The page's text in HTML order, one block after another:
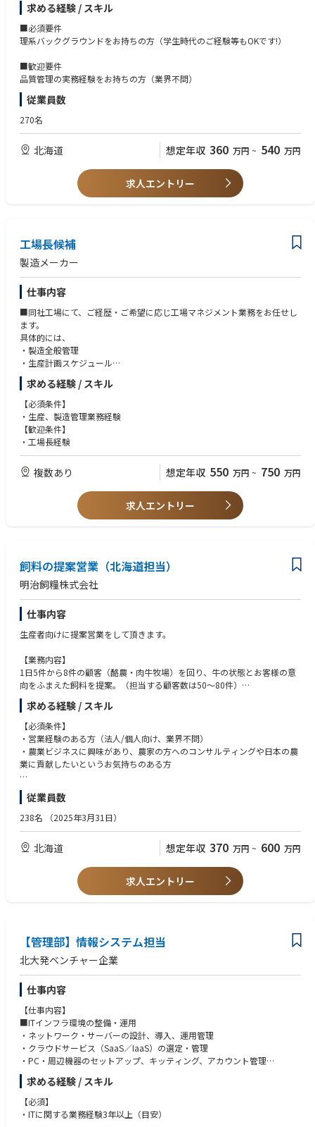
〈ご入社後に覚えていただきたい業務〉
・原材料・資材等の検査、記録表の作成
・グラスウール製品の検査、記録表の作成（製品寸法や密度等の計測）
・品質証明書等の発行、改訂
・製品苦情に対する製品調査
〈将来的にお任せしたい業務〉
・品質データ分析から改善提案
・製造品質の維持、向上に向けた企画立案、実施
・品質課題や製造課題が発生した際に、他部署（製造や技術開発）と連携
した取り組み
・上市に向けた製品検査、販売可否判断
・製品苦情に対する原因究明、改善実施
■組織体制：
江別品質管理課は課長2名、社員1名で構成されております。
■就業環境
年休122日・土日祝休み・残業５時間程度、夜勤無しと、仕事と家庭の両
■福利厚生／社宅制度
自家や借家に住む社員に対し、住宅補助手当を支給しております。また、
遠隔地からの採用等、通勤困難者であることを条件に、借上社宅制度（本
人負担原則10%）も設けております。
■同社について
グラスウールのパイオニアである同社。1949年にグラスウールの工業生産
に国内で初めて成功し、常に新しい技術に挑戦し続け、高性能・高品質な
製品を提供しています。
同社の技術は世界からも高い評価を頂いており、パラマウント硝子工業
（日本）、サンゴバン社（ 仏）、オーウェンス コーニング社（米）が世
界のグラスウール製造の3大技術と呼ばれています。
昨今グラスウール製品は、国が進める温室効果ガス削減目標に対し、建
築物の省エネ化に寄与する商材として非常に期待されています。
その中で同社は住宅用断熱材としてもっとも高いシェアを誇る商材を保有
求める経験 / スキル
■必須要件
理系バックグラウンドをお持ちの方（学生時代のご経験等もOKです!）
■歓迎要件
品質管理の実務経験をお持ちの方（業界不問）
従業員数
270名
北海道 想定年収 360 万円 ~ 540 万円
求人エントリー
工場長候補
製造メーカー
仕事内容
■同社工場にて、ご経歴・ご希望に応じ工場マネジメント業務をお任せし
ます。
具体的には、
・製造全般管理
・生産計画スケジュール
・生産性向上、改善活動
・良品生産維持指導
・人員管理、教育推進
・工場設備全般の保守と維持
・工場内でのマネジメント 等
求める経験 / スキル
【必須条件】
・生産、製造管理業務経験
【歓迎条件】
・工場長経験
複数あり 想定年収 550 万円 ~ 750 万円
求人エントリー
飼料の提案営業（北海道担当）
明治飼糧株式会社
仕事内容
生産者向けに提案営業をして頂きます。
【業務内容】
1日5件から8件の顧客（酪農・肉牛牧場）を回り、牛の状態とお客様の意
向をふまえた飼料を提案。（担当する顧客数は50～80件）
【取扱商品】
配合飼料、輸入牧草類、子牛用ミルク と その添加剤(メイハート・プレビ
オサポート)、ビタミンミネラル剤等
【業務の特徴】
代理店を通さず、直接生産者向けに営業をするため、お客様と信頼関係を
す。
営業スタイルは、既存取引先、新規開拓先共に、お客様が抱えるニーズを
掘り起こし、明治飼糧ならではの解決策をご提案し、それぞれの生産者に
合う製品を作り上げ、結果を出すことでお客様に喜んで頂き、信頼関係を
営業は基本個々で行いますが、先輩や同僚等からのサポート体制の充実に
※スーツではなく会社支給の作業着(牛を観察する時等は長靴を履くことも
あります)での勤務となります。
※時には早朝や夜までの仕事になったり、場所によっては1泊2日程度の出
張が発生します。
求める経験 / スキル
【必須条件】
・営業経験のある方（法人/個人向け、業界不問）
・農業ビジネスに興味があり、農家の方へのコンサルティングや日本の農
業に貢献したいというお気持ちのある方
【歓迎条件】
・農学、畜産系の大学出身
・食品や動物に興味のある方
従業員数
238名 （2025年3月31日）
北海道 想定年収 370 万円 ~ 600 万円
求人エントリー
【管理部】情報システム担当
北大発ベンチャー企業
仕事内容
【仕事内容】
■ITインフラ環境の整備・運用
・ネットワーク・サーバーの設計、導入、運用管理
・クラウドサービス（SaaS／IaaS）の選定・管理
・PC・周辺機器のセットアップ、キッティング、アカウント管理
・IT資産管理（ライセンス、デバイス、アカウント等）
■情報セキュリティの強化
・セキュリティポリシーの策定・改善
求める経験 / スキル
【必須】
・ITに関する業務経験3年以上（目安）